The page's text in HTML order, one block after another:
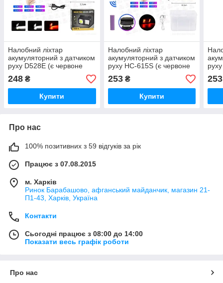
Налобний ліхтар
акумуляторний з датчиком
руху D528E (є червоне
світло)
248 ₴
Купити
Налобний ліхтар
акумуляторний з датчиком
руху HC-615S (є червоне
світло)
253₴
Купити
253
Про нас
100% позитивних з 59 відгуків за рік
Працює з 07.08.2015
м. Харків
Ринок Барабашово, афганський майданчик, магазин 21-
П1-43, Харків, Україна
Контакти
Сьогодні працює з 08:00 до 14:00
Показати весь графік роботи
Про нас